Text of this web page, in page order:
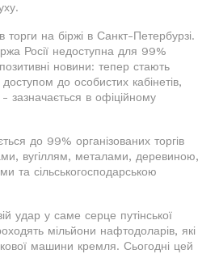
на біржі в Санкт-Петербурзі.
Росії недоступна для 99%
новини: тепер стають
до особистих кабінетів,
зазначається в офіційному
до 99% організованих торгів
вугіллям, металами, деревиною,
та сільськогосподарською
удар у саме серце путінської
мільйони нафтодоларів, які
машини кремля. Сьогодні цей